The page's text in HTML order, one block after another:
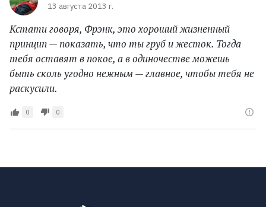
13 августа 2013 г.
Кстати говоря, Фрэнк, это хороший жизненный
принцип — показать, что ты груб и жесток. Тогда
тебя оставят в покое, а в одиночестве можешь
быть сколь угодно нежным — главное, чтобы тебя не
раскусили.
0 0